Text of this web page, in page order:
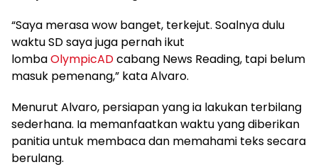
“Saya merasa wow banget, terkejut. Soalnya dulu
waktu SD saya juga pernah ikut
lombaOlympicADcabang News Reading, tapi belum
masuk pemenang,” kata Alvaro.
Menurut Alvaro, persiapan yang ia lakukan terbilang
sederhana. Ia memanfaatkan waktu yang diberikan
panitia untuk membaca dan memahami teks secara
berulang.